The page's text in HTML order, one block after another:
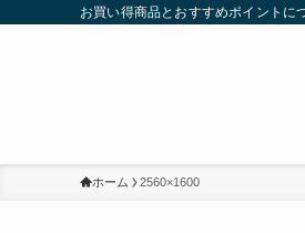
お買い得商品とおすすめポイントに
ホーム 2560×1600